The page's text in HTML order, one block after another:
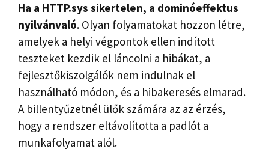
Ha a HTTP.sys sikertelen, a dominóeffektus
nyilvánvaló. Olyan folyamatokat hozzon létre,
amelyek a helyi végpontok ellen indított
teszteket kezdik el láncolni a hibákat, a
fejlesztőkiszolgálók nem indulnak el
használható módon, és a hibakeresés elmarad.
A billentyűzetnél ülők számára az az érzés,
hogy a rendszer eltávolította a padlót a
munkafolyamat alól.